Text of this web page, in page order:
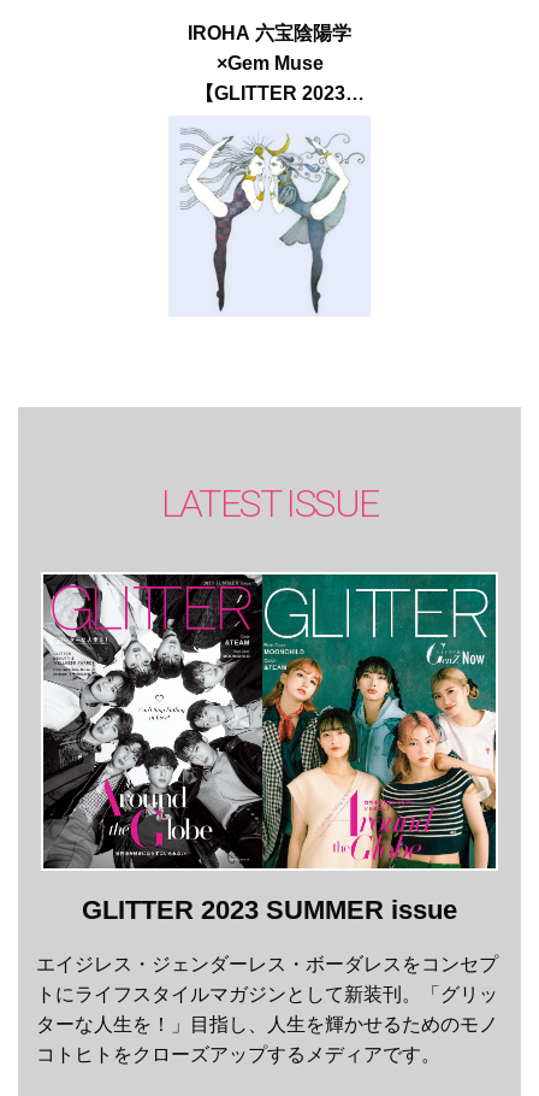
IROHA 六宝陰陽学
×Gem Muse
【GLITTER 2023
SUMMER issue】
LATEST ISSUE
GLITTER 2023 SUMMER issue
エイジレス・ジェンダーレス・ボーダレスをコンセプ
トにライフスタイルマガジンとして新装刊。「グリッ
ターな人生を！」目指し、人生を輝かせるためのモノ
コトヒトをクローズアップするメディアです。